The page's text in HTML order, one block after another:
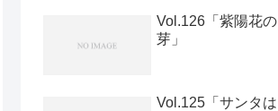
Vol.126「紫陽花の
芽」
Vol.125「サンタは